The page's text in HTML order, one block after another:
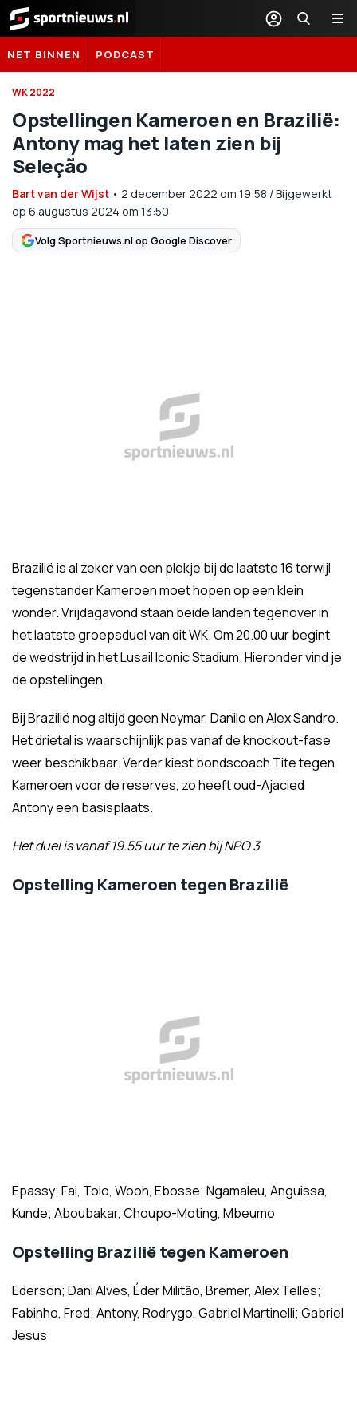
Sportnieuws.nl
NET BINNEN PODCAST
WK 2022
Opstellingen Kameroen en Brazilië:
Antony mag het laten zien bij
Seleção
Bart van der Wijst • 2 december 2022 om 19:58 /Bijgewerkt
op 6 augustus 2024 om 13:50
Volg Sportnieuws.nl op Google Discover
Brazilië is al zeker van een plekje bij de laatste 16 terwijl
tegenstander Kameroen moet hopen op een klein
wonder. Vrijdagavond staan beide landen tegenover in
het laatste groepsduel van dit WK. Om 20.00 uur begint
de wedstrijd in het Lusail Iconic Stadium. Hieronder vind je
de opstellingen.
Bij Brazilië nog altijd geen Neymar, Danilo en Alex Sandro.
Het drietal is waarschijnlijk pas vanaf de knockout-fase
weer beschikbaar. Verder kiest bondscoach Tite tegen
Kameroen voor de reserves, zo heeft oud-Ajacied
Antony een basisplaats.
Het duel is vanaf 19.55 uur te zien bij NPO 3
Opstelling Kameroen tegen Brazilië
Epassy; Fai, Tolo, Wooh, Ebosse; Ngamaleu, Anguissa,
Kunde; Aboubakar, Choupo-Moting, Mbeumo
Opstelling Brazilië tegen Kameroen
Ederson; Dani Alves, Éder Militão, Bremer, Alex Telles;
Fabinho, Fred; Antony, Rodrygo, Gabriel Martinelli; Gabriel
Jesus